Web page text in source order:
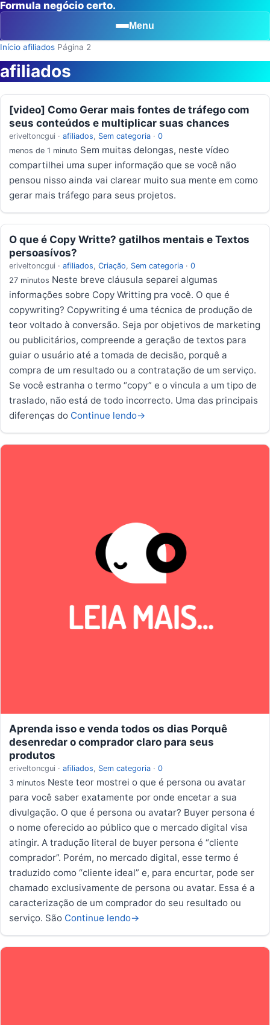
Formula negócio certo.
Menu
Início afiliados Página 2
afiliados
[video] Como Gerar mais fontes de tráfego com
seus conteúdos e multiplicar suas chances
eriveltoncgui · afiliados, Sem categoria · 0
menos de 1 minuto Sem muitas delongas, neste vídeo
compartilhei uma super informação que se você não
pensou nisso ainda vai clarear muito sua mente em como
gerar mais tráfego para seus projetos.
O que é Copy Writte? gatilhos mentais e Textos
persoasívos?
eriveltoncgui · afiliados, Criação, Sem categoria · 0
27 minutos Neste breve cláusula separei algumas
informações sobre Copy Writting pra você. O que é
copywriting? Copywriting é uma técnica de produção de
teor voltado à conversão. Seja por objetivos de marketing
ou publicitários, compreende a geração de textos para
guiar o usuário até a tomada de decisão, porquê a
compra de um resultado ou a contratação de um serviço.
Se você estranha o termo “copy” e o vincula a um tipo de
traslado, não está de todo incorrecto. Uma das principais
diferenças do Continue lendo→
Aprenda isso e venda todos os dias Porquê
desenredar o comprador claro para seus
produtos
eriveltoncgui · afiliados, Sem categoria · 0
3 minutos Neste teor mostrei o que é persona ou avatar
para você saber exatamente por onde encetar a sua
divulgação. O que é persona ou avatar? Buyer persona é
o nome oferecido ao público que o mercado digital visa
atingir. A tradução literal de buyer persona é “cliente
comprador”. Porém, no mercado digital, esse termo é
traduzido como “cliente ideal” e, para encurtar, pode ser
chamado exclusivamente de persona ou avatar. Essa é a
caracterização de um comprador do seu resultado ou
serviço. São Continue lendo→